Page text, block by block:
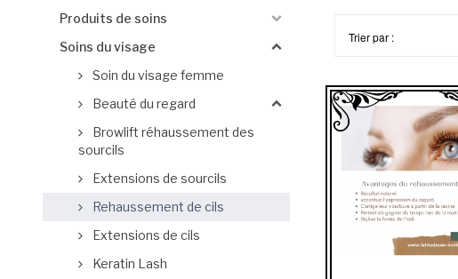
Produits de soins
Soins du visage
Soin du visage femme
Beauté du regard
Browlift réhaussement des
sourcils
Extensions de sourcils
Rehaussement de cils
Extensions de cils
Keratin Lash